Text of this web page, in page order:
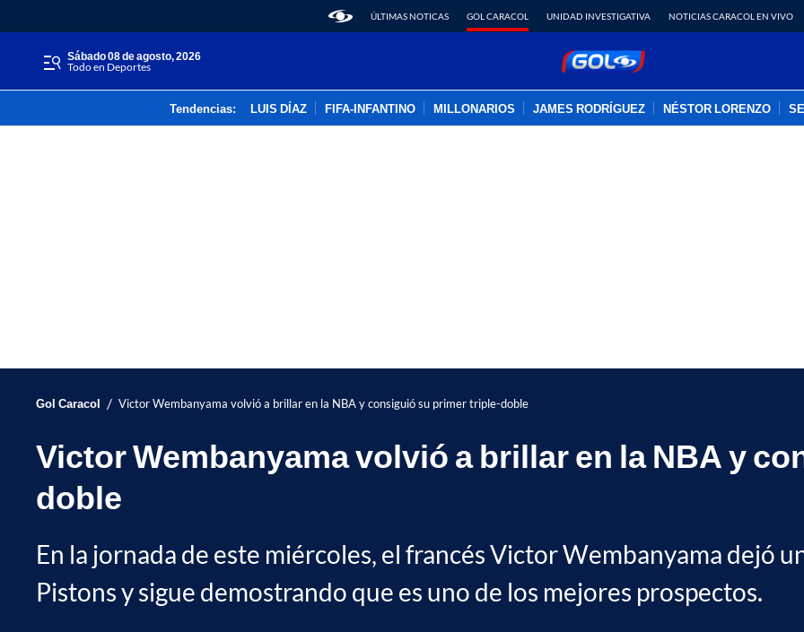
ÚLTIMAS NOTICAS GOL CARACOL UNIDAD INVESTIGATIVA NOTICIAS CARACOL EN VIVO
sábado 08 de agosto, 2026
Todo en Deportes
Tendencias: LUIS DÍAZ FIFA-INFANTINO MILLONARIOS JAMES RODRÍGUEZ NÉSTOR LORENZO
Gol Caracol / Victor Wembanyama volvió a brillar en la NBA y consiguió su primer triple-doble
Victor Wembanyama volvió a brillar en la NBA y
doble
En la jornada de este miércoles, el francés Victor Wembanyama dejó
Pistons y sigue demostrando que es uno de los mejores prospectos.